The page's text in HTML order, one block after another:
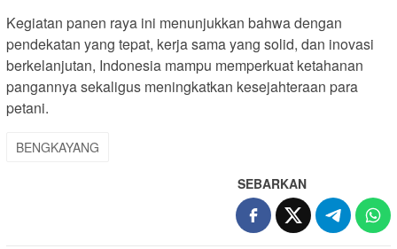
Kegiatan panen raya ini menunjukkan bahwa dengan
pendekatan yang tepat, kerja sama yang solid, dan inovasi
berkelanjutan, Indonesia mampu memperkuat ketahanan
pangannya sekaligus meningkatkan kesejahteraan para
petani.
BENGKAYANG
SEBARKAN